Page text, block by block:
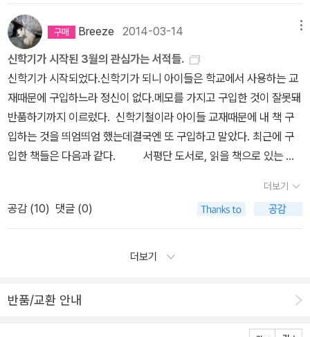
미의 걸음속도는 빠르지 않다. 군대개미는 좀비가 아니다. 동물이나
인간에게 달려들어 공격하지 않는다. 군대개미는 포식하기 위해 이동
하는 것이 아니라 먹잇감이 있을 만한 장소를 찾기 위해 이동한다.
[1] [‘천기누설’ 불개미가 최고의 정력제라고?] (매일경제, 20
12년 8월 16일) [2] 최재천 교수는 언론이 보도하면서 사용한 ‘붉은
불개미’라는 명칭이 와전됐으며 분류상 정확한 명칭이 ‘붉은 열다미
개미’라고 했다. ([최재천 교수가 말하는 ‘붉은 불개미’… “‘살인 개
미’는 과장… 최대 골칫덩이”] 국민일보, 2017년 10월 9일) [3] [美
그보다는 남들이 나 대신 결정해 주는 게 좋겠어요. 그러면 설령 그들
이 그릇된 선택을 하더라도 그건 내 잘못이 아니죠.' (...) '그냥 돌아가
시는 게 좋겠어요. 우리는 여기에서 아주 좋은 대접을 받고 있어요. 우
리는 <자유>에 관심이 없어요.' 베르나르베르베르가 생각하는
실패한 인생
Breeze 2014-03-14
신학기가 시작된 3월의 관심가는 서적들.
신학기가 시작되었다.신학기가 되니 아이들은 학교에서 사용하는 교
재때문에 구입하느라 정신이 없다.메모를 가지고 구입한 것이 잘못돼
반품하기까지 이르렀다. 신학기철이라 아이들 교재때문에 내 책 구
입하는 것을 띄엄띄엄 했는데결국엔 또 구입하고 말았다. 최근에 구
입한 책들은 다음과 같다. 서평단 도서로, 읽을 책으로 있는 책
고등학교는 저녁시간에 학부모총회를 하는데 오늘이 그날이다. 출근
할때마다 챙기는 책 한권과 사무실 책상옆에 붙여놓은 색색의 포스트
잇은 신간 책 제목들로 가득하다. <개포동 김갑수 씨의 사정>
의 작가는 허지웅씨다.요즘 TV프로그램 '마녀사냥'으로 굉장히 핫한
없을까? 이제 곧 꽃피는 계절이 온다. 주말이면 꽃
구경 가느라 책 읽을 시간이 부족하겠지만, 늘 가방 한켠에 담겨질 책
더보기
공감 (10) 댓글 (0)
더보기
반품/교환 안내